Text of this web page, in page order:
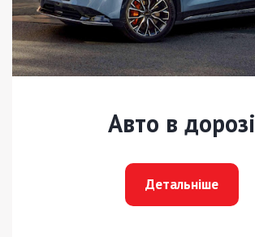
Авто в дорозі
Детальніше